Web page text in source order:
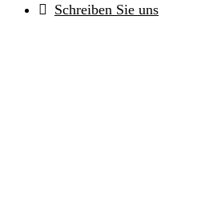
Schreiben Sie uns